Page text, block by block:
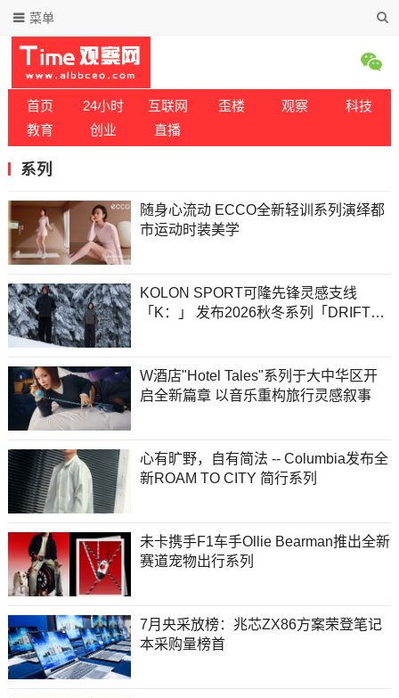
菜单
首页 24小时 互联网 歪楼 观察
科技
教育
创业 直播
系列
随身心流动 ECCO全新轻训系列演绎都
市运动时装美学
KOLON SPORT可隆先锋灵感支线
「K：」 发布2026秋冬系列「DRIFT」
W酒店"Hotel Tales"系列于大中华区开
启全新篇章 以音乐重构旅行灵感叙事
心有旷野，自有简法 -- Columbia发布全
新ROAM TO CITY 简行系列
未卡携手F1车手Ollie Bearman推出全新
赛道宠物出行系列
7月央采放榜：兆芯ZX86方案荣登笔记
本采购量榜首